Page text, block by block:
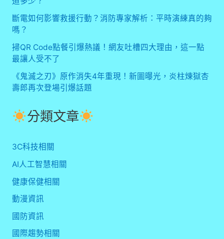
斷電如何影響救援行動？消防專家解析：平時演練真的夠
嗎？
掃QR Code點餐引爆熱議！網友吐槽四大理由，這一點
最讓人受不了
《鬼滅之刃》原作消失4年重現！新圖曝光，炎柱煉獄杏
壽郎再次登場引爆話題
分類文章
3C科技相關
AI人工智慧相關
健康保健相關
動漫資訊
國防資訊
國際趨勢相關